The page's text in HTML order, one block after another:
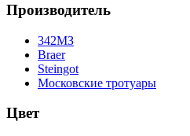
Производитель
342МЗ
Braer
Steingot
Московские тротуары
Цвет